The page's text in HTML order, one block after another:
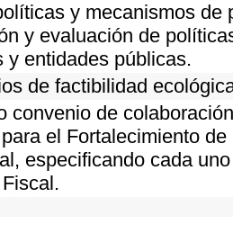
y mecanismos
y evaluación de
y entidades públicas.
de factibilidad
convenio de
el Fortalecimiento
especificando cada